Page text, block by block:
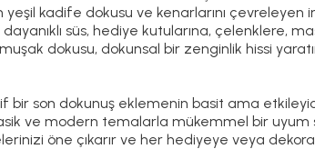
kadife dokusu ve kenarlarını çevreleyen
süs, hediye kutularına, çelenklere,
dokusu, dokunsal bir zenginlik hissi
bir son dokunuş eklemenin basit ama
ve modern temalarla mükemmel bir uyum
öne çıkarır ve her hediyeye veya